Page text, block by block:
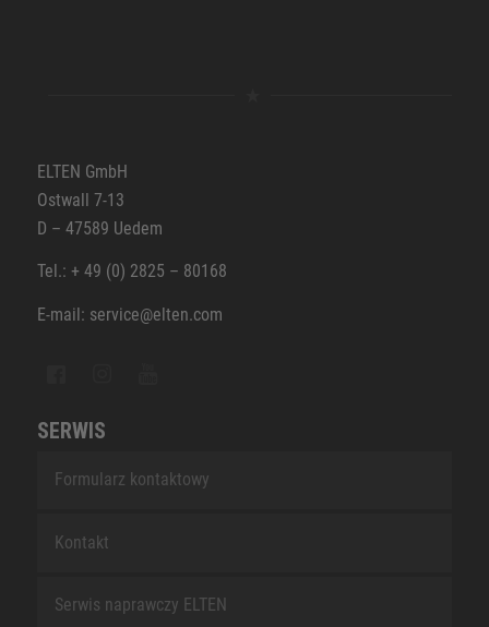
ELTEN GmbH
Ostwall 7-13
D – 47589 Uedem
Tel.: + 49 (0) 2825 – 80168
E-mail: service@elten.com
SERWIS
Formularz kontaktowy
Kontakt
Serwis naprawczy ELTEN